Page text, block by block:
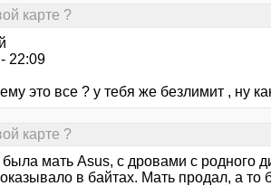
карте ?
22:09
это все ? у тебя же безлимит , ну
карте ?
мать Asus, с дровами с родного
в байтах. Мать продал, а то